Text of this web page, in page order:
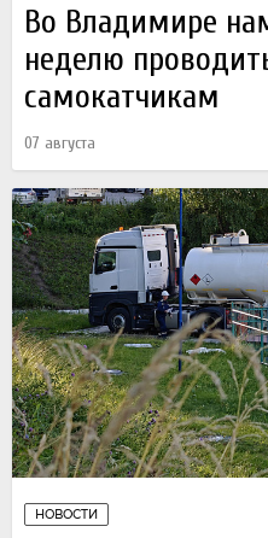
Во Владимире
неделю
самокатчикам
07 августа
НОВОСТИ